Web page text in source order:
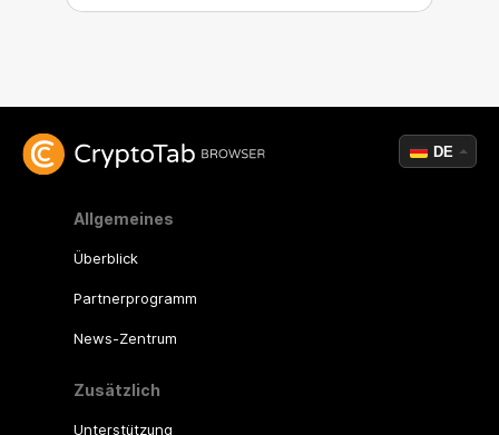
Allgemeines
Überblick
Partnerprogramm
News-Zentrum
Zusätzlich
Unterstützung
DE